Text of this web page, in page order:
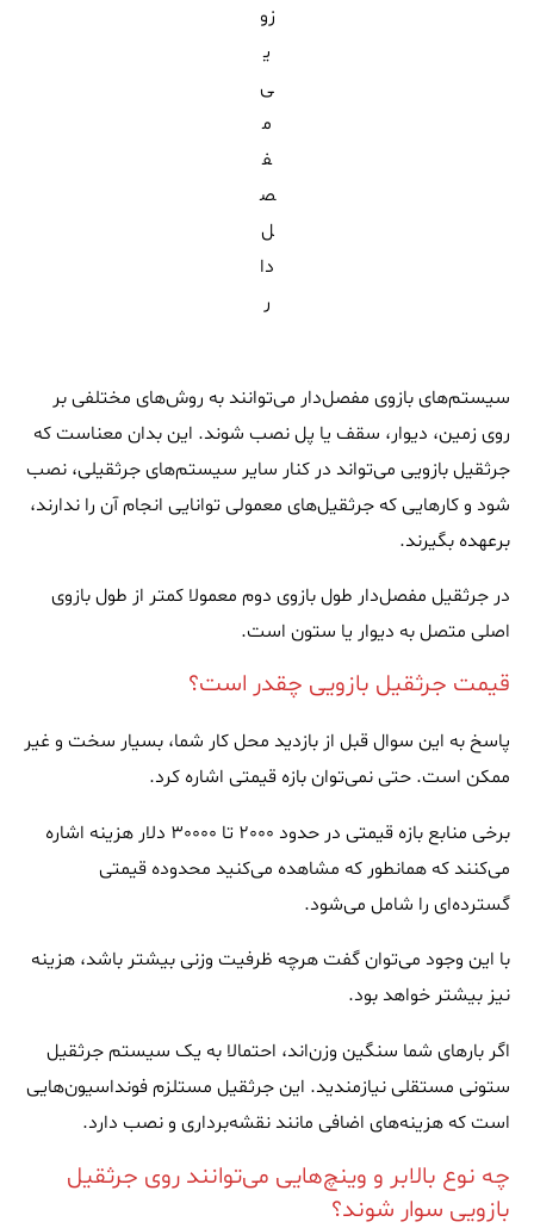
زو
ی
ی‌
م
ف
ص
ل‌
دا
ر
سیستم‌های بازوی مفصل‌دار می‌توانند به روش‌های مختلفی بر
روی زمین، دیوار، سقف یا پل نصب شوند. این بدان معناست که
جرثقیل بازویی می‌تواند در کنار سایر سیستم‌های جرثقیلی، نصب
شود و کارهایی که جرثقیل‌های معمولی توانایی انجام آن را ندارند‌،
برعهده بگیرند.
در جرثقیل مفصل‌دار طول بازوی دوم معمولا کمتر از طول بازوی
اصلی متصل به دیوار یا ستون است.
قیمت جرثقیل بازویی چقدر است؟
پاسخ به این سوال قبل از بازدید محل کار شما، بسیار سخت و غیر
ممکن است. حتی نمی‌توان بازه قیمتی اشاره کرد.
برخی منابع بازه‌ قیمتی در حدود 2000 تا 30000 دلار هزینه اشاره
می‌کنند که همانطور که مشاهده می‌کنید محدوده قیمتی
گسترده‌ای را شامل می‌شود.
با این وجود می‌توان گفت هرچه ظرفیت وزنی بیشتر باشد، هزینه
نیز بیشتر خواهد بود.
اگر بارهای شما سنگین وزن‌اند، احتمالا به یک سیستم جرثقیل
ستونی مستقلی نیازمندید. این جرثقیل مستلزم فونداسیون‌هایی
است که هزینه‌های اضافی مانند نقشه‌برداری و نصب دارد.
چه نوع بالابر و وینچ‌هایی می‌توانند روی جرثقیل
بازویی سوار شوند؟